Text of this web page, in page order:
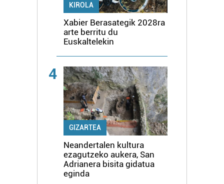
KIROLA
Xabier Berasategik 2028ra
arte berritu du
Euskaltelekin
4
GIZARTEA
Neandertalen kultura
ezagutzeko aukera, San
Adrianera bisita gidatua
eginda